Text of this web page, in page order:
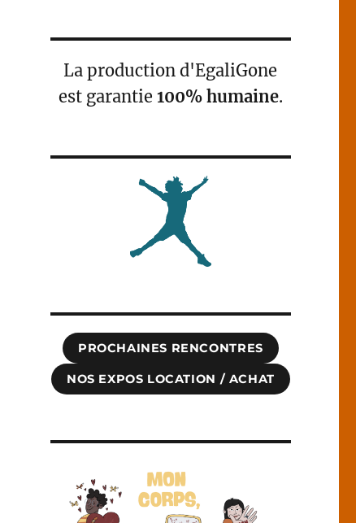
La production d'EgaliGone
est garantie 100% humaine.
PROCHAINES RENCONTRES
NOS EXPOS LOCATION / ACHAT